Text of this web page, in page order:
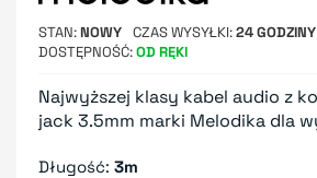
STAN NOWY CZAS WYSYŁKI 24 GODZINY
DOSTĘPNOŚĆ OD RĘKI
Najwyższej klasy kabel audio z
jack 3.5mm marki Melodika dla
Długość: 3m